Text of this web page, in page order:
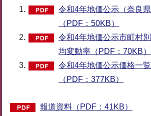
令和4年地価公示（奈良
（PDF：50KB）
令和4年地価公示市町村
均変動率（PDF：70KB）
令和4年地価公示価格一覧
（PDF：377KB）
報道資料（PDF：41KB）